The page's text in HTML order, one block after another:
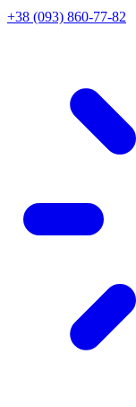
+38 (093) 860-77-82